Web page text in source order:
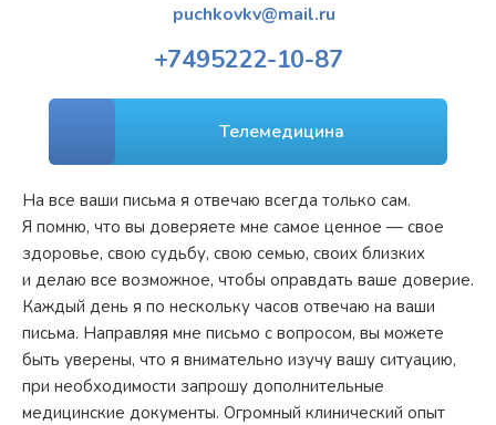
puchkovkv@mail.ru
+7495222-10-87
Телемедицина
На все ваши письма я отвечаю всегда только сам.
Я помню, что вы доверяете мне самое ценное — свое
здоровье, свою судьбу, свою семью, своих близких
и делаю все возможное, чтобы оправдать ваше доверие.
Каждый день я по нескольку часов отвечаю на ваши
письма. Направляя мне письмо с вопросом, вы можете
быть уверены, что я внимательно изучу вашу ситуацию,
при необходимости запрошу дополнительные
медицинские документы. Огромный клинический опыт